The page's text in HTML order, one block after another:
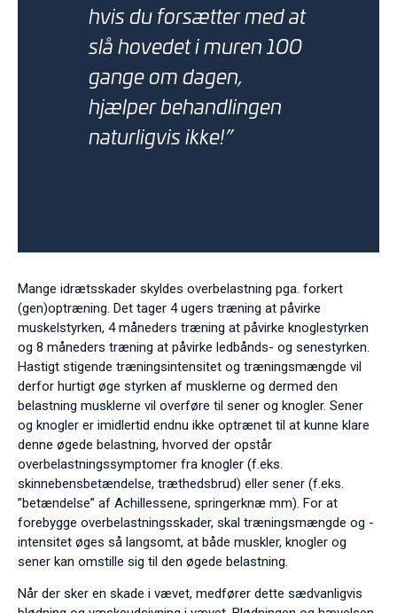
hvis du forsætter med at
slå hovedet i muren 100
gange om dagen,
hjælper behandlingen
naturligvis ikke!”
Mange idrætsskader skyldes overbelastning pga. forkert
(gen)optræning. Det tager 4 ugers træning at påvirke
muskelstyrken, 4 måneders træning at påvirke knoglestyrken
og 8 måneders træning at påvirke ledbånds- og senestyrken.
Hastigt stigende træningsintensitet og træningsmængde vil
derfor hurtigt øge styrken af musklerne og dermed den
belastning musklerne vil overføre til sener og knogler. Sener
og knogler er imidlertid endnu ikke optrænet til at kunne klare
denne øgede belastning, hvorved der opstår
overbelastningssymptomer fra knogler (f.eks.
skinnebensbetændelse, træthedsbrud) eller sener (f.eks.
”betændelse” af Achillessene, springerknæ mm). For at
forebygge overbelastningsskader, skal træningsmængde og -
intensitet øges så langsomt, at både muskler, knogler og
sener kan omstille sig til den øgede belastning.
Når der sker en skade i vævet, medfører dette sædvanligvis